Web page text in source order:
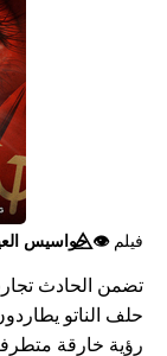
فيلم👁️⃤جواسيس
تضمن الحادث
حلف الناتو
رؤية خارقة